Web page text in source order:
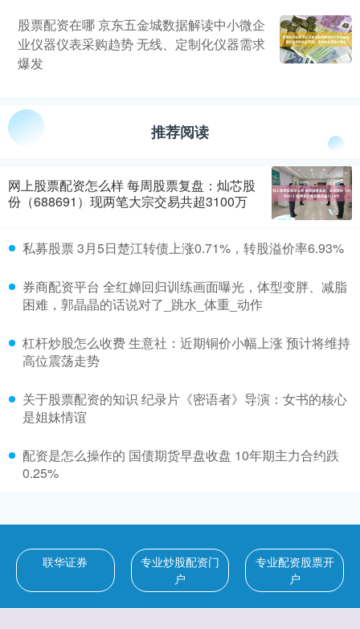
股票配资在哪 京东五金城数据解读中小微企
业仪器仪表采购趋势 无线、定制化仪器需求
爆发
推荐阅读
网上股票配资怎么样 每周股票复盘：灿芯股
份（688691）现两笔大宗交易共超3100万
私募股票 3月5日楚江转债上涨0.71%，转股溢价率6.93%
券商配资平台 全红婵回归训练画面曝光，体型变胖、减脂
困难，郭晶晶的话说对了_跳水_体重_动作
杠杆炒股怎么收费 生意社：近期铜价小幅上涨 预计将维持
高位震荡走势
关于股票配资的知识 纪录片《密语者》导演：女书的核心
是姐妹情谊
配资是怎么操作的 国债期货早盘收盘 10年期主力合约跌
0.25%
联华证券
专业炒股配资门
户
专业配资股票开
户